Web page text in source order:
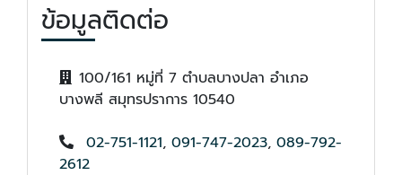
ข้อมูลติดต่อ
100/161 หมู่ที่ 7 ตำบลบางปลา อำเภอ
บางพลี สมุทรปราการ 10540
02-751-1121, 091-747-2023, 089-792-
2612